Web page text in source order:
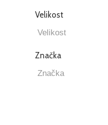
Velikost
Značka